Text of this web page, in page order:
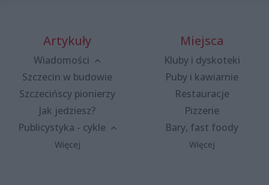
Artykuły
Wiadomości
Szczecin w budowie
Szczecińscy pionierzy
Jak jedziesz?
Publicystyka - cykle
Więcej
Miejsca
Kluby i dyskoteki
Puby i kawiarnie
Restauracje
Pizzerie
Bary, fast foody
Więcej